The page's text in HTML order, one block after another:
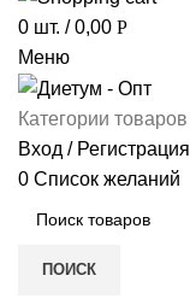
0 шт. / 0,00 Р
Меню
Категории товаров
Вход / Регистрация
0 Список желаний
ПОИСК